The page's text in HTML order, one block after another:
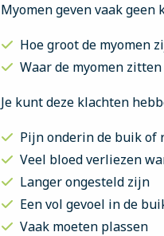
Myomen geven vaak
Hoe groot de myomen
Waar de myomen
Je kunt deze klachten
Pijn onderin de buik of
Veel bloed verliezen
Langer ongesteld zijn
Een vol gevoel in de
Vaak moeten plassen